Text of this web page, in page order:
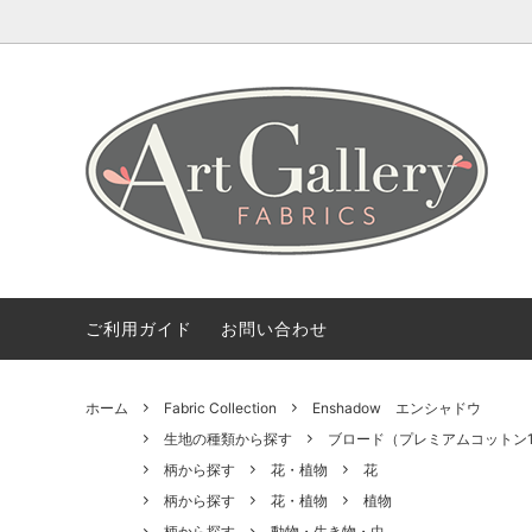
Coming Soon Fabric
Bundles(カットクロスのセット)
ART GALLERY FARICSの海外情報 【無料
デザイナー紹介
会社概要 ご利用
ご利用ガイド お問い合わせ
ホーム Fabric Collection
Enshadow エンシャドウ
生地の種類から探す
ブロード（プレミアムコットン
柄から探す
花・植物
花
柄から探す
花・植物
植物